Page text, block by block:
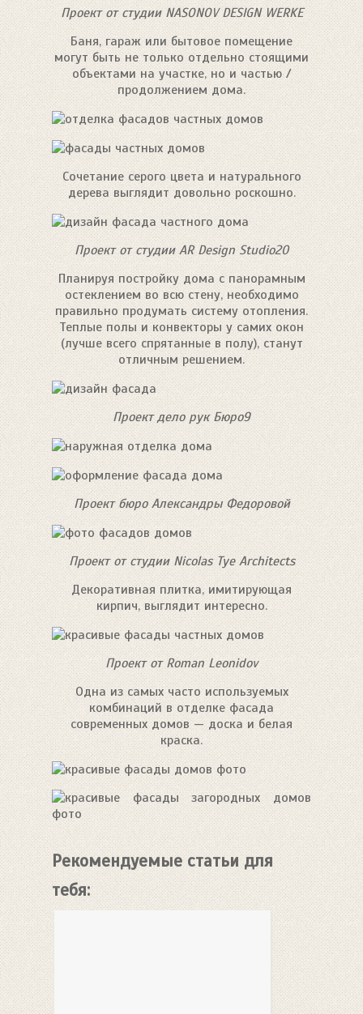
Проект от студии NASONOV DESIGN WERKE
Баня, гараж или бытовое помещение
могут быть не только отдельно стоящими
объектами на участке, но и частью /
продолжением дома.
Сочетание серого цвета и натурального
дерева выглядит довольно роскошно.
Проект от студии AR Design Studio20
Планируя постройку дома с панорамным
остеклением во всю стену, необходимо
правильно продумать систему отопления.
Теплые полы и конвекторы у самих окон
(лучше всего спрятанные в полу), станут
отличным решением.
Проект дело рук Бюро9
Проект бюро Александры Федоровой
Проект от студии Nicolas Tye Architects
Декоративная плитка, имитирующая
кирпич, выглядит интересно.
Проект от Roman Leonidov
Одна из самых часто используемых
комбинаций в отделке фасада
современных домов — доска и белая
краска.
Рекомендуемые статьи для
тебя: